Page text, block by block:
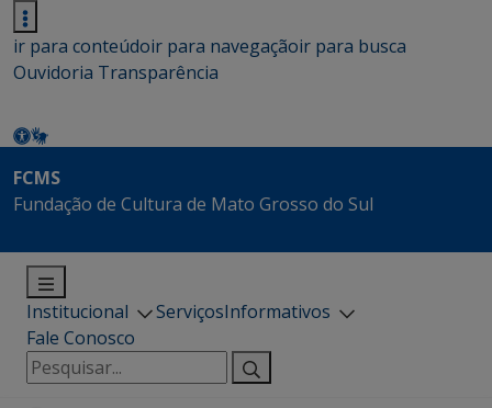
ir para conteúdoir para navegaçãoir para busca
Ouvidoria Transparência
FCMS
Fundação de Cultura de Mato Grosso do Sul
Institucional ServiçosInformativos
Fale Conosco
Pesquisar
por: